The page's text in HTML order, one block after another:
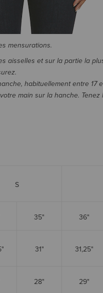
mensurations.
aisselles et sur la partie la
habituellement entre 17
main sur la hanche.
S
35" 36"
31" 31,25"
28" 29"